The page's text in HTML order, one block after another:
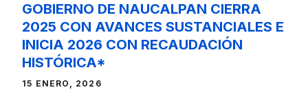
GOBIERNO DE NAUCALPAN CIERRA
2025 CON AVANCES SUSTANCIALES E
INICIA 2026 CON RECAUDACIÓN
HISTÓRICA*
15 ENERO, 2026